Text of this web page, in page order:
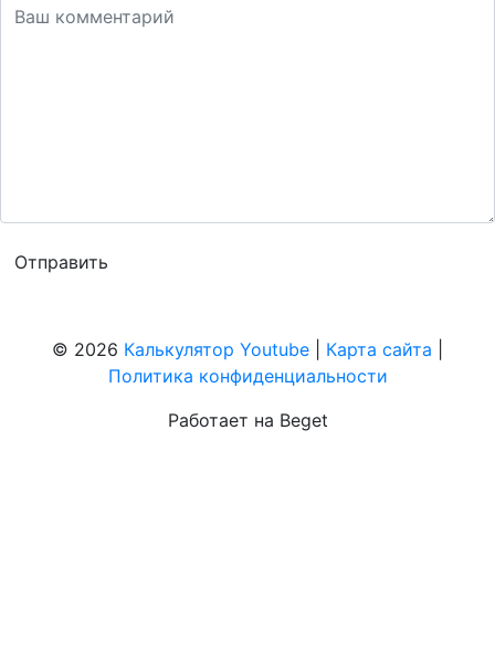
© 2026 Калькулятор Youtube Карта сайта
Политика конфиденциальности
Работает на Beget